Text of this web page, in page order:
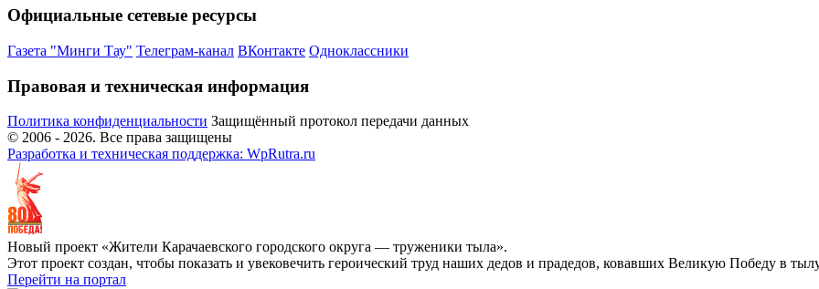
Официальные сетевые ресурсы
Газета "Минги Тау" Телеграм-канал ВКонтакте Одноклассники
Правовая и техническая информация
Политика конфиденциальности Защищённый протокол передачи данных
© 2006 - 2026. Все права защищены
Разработка и техническая поддержка: WpRutra.ru
Новый проект «Жители Карачаевского городского округа — труженики тыла».
Этот проект создан, чтобы показать и увековечить героический труд наших дедов и прадедов, ковавших Великую Победу в
Перейти на портал